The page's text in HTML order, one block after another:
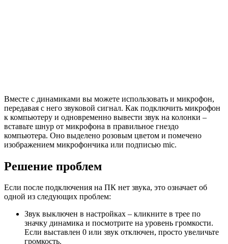
Вместе с динамиками вы можете использовать и микрофон,
передавая с него звуковой сигнал. Как подключить микрофон
к компьютеру и одновременно вывести звук на колонки –
вставьте шнур от микрофона в правильное гнездо
компьютера. Оно выделено розовым цветом и помечено
изображением микрофончика или подписью mic.
Решение проблем
Если после подключения на ПК нет звука, это означает об
одной из следующих проблем:
Звук выключен в настройках – кликните в трее по
значку динамика и посмотрите на уровень громкости.
Если выставлен 0 или звук отключен, просто увеличьте
громкость.